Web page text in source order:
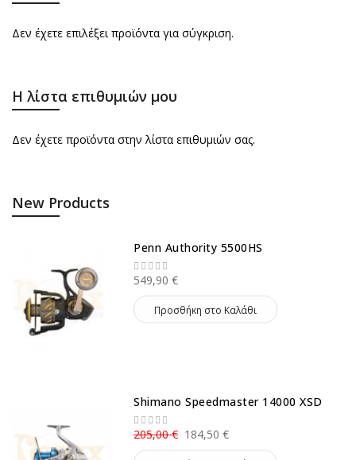
Δεν έχετε επιλέξει προϊόντα για σύγκριση.
Η λίστα επιθυμιών μου
Δεν έχετε προϊόντα στην λίστα επιθυμιών σας.
New Products
Penn Authority 5500HS
549,90 €
Προσθήκη στο Καλάθι
Shimano Speedmaster 14000 XSD
184,50 €
205,00 €